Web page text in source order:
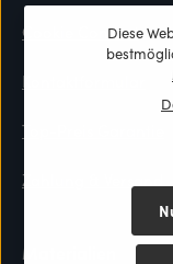
Cookie Consent
Kontaktformular
Top-Preis Garantie
Zahlung & Versand
Materialien
Diese